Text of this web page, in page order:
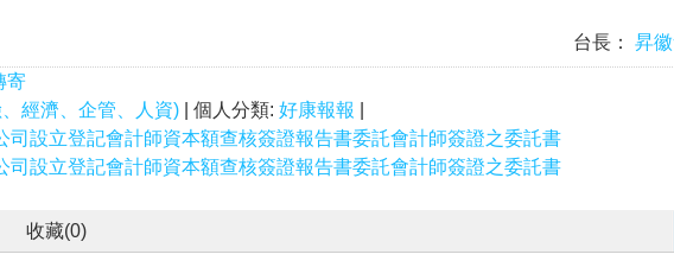
台長：
昇
寄
經濟、企管、人資) | 個人分類: 好康報報
司設立登記會計師資本額查核簽證報告書委託會計師簽證之委託書
司設立登記會計師資本額查核簽證報告書委託會計師簽證之委託書
收藏(0)